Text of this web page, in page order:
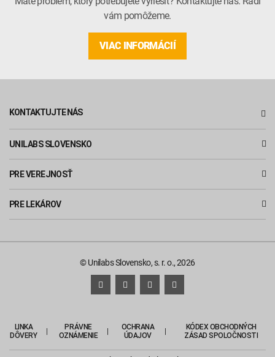
vám pomôžeme.
VIAC INFORMÁCIÍ
KONTAKTUJTE NÁS
UNILABS SLOVENSKO
PRE VEREJNOSŤ
PRE LEKÁROV
© Unilabs Slovensko, s. r. o., 2026
LINKA
DÔVERY
PRÁVNE
OZNÁMENIE
OCHRANA
ÚDAJOV
KÓDEX OBCHODNÝCH
ZÁSAD SPOLOČNOSTI